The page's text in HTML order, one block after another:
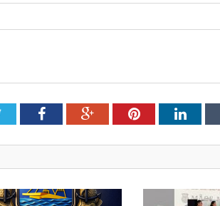
TwitterFacebookGoogle+Pinterest